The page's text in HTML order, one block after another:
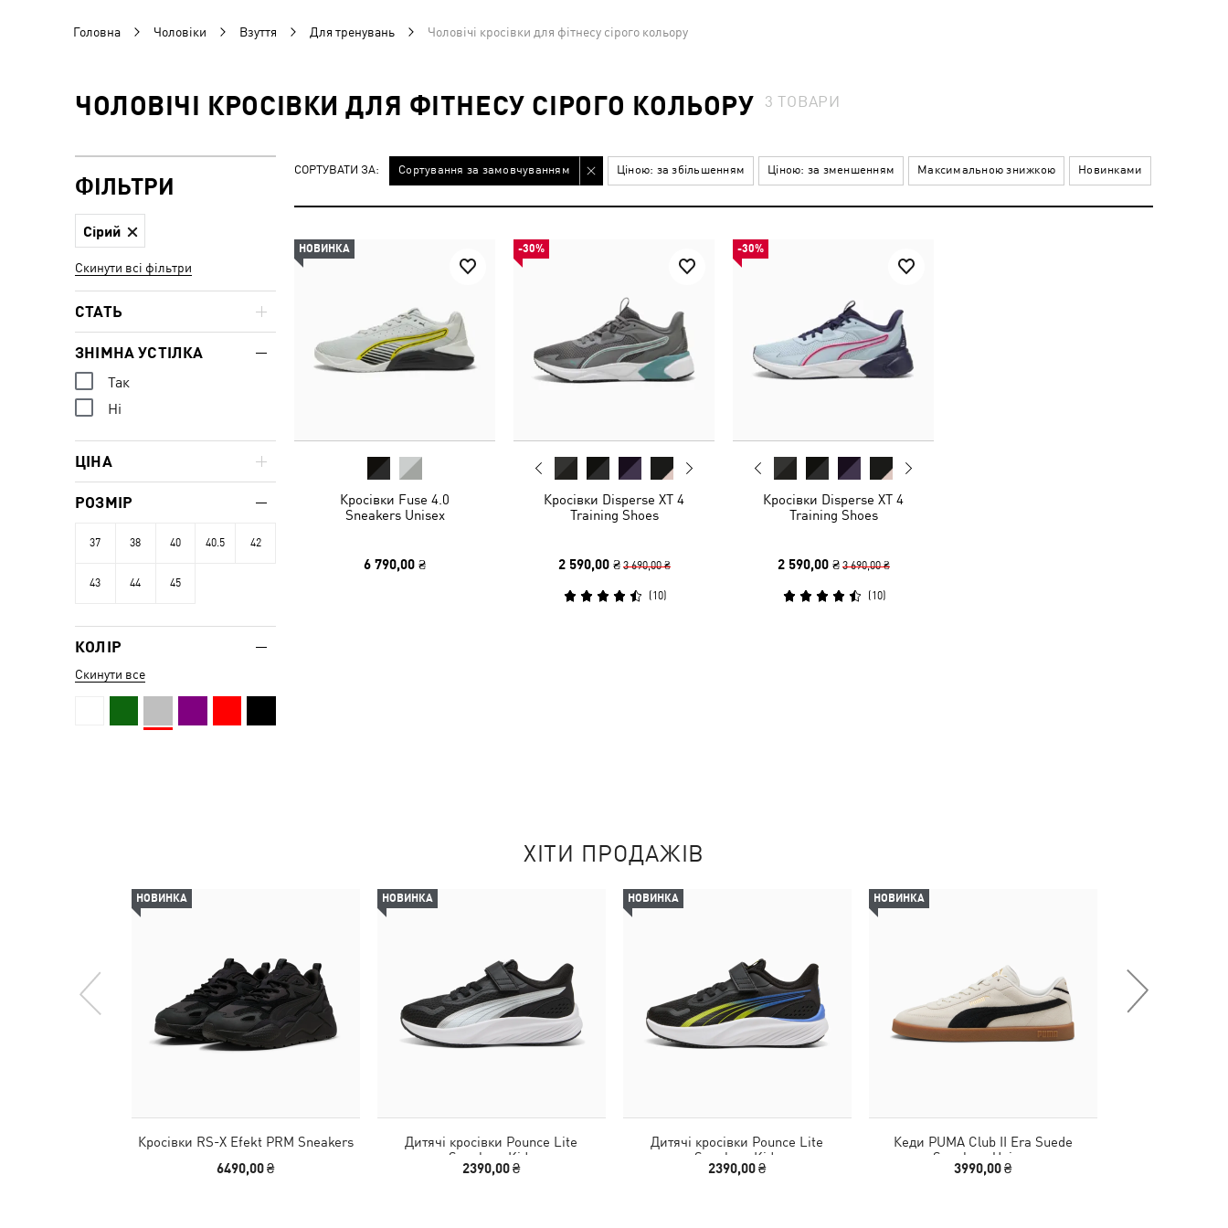
Головна Чоловіки Взуття Для тренувань Чоловічі кросівки для фітнесу сірого кольору
ЧОЛОВІЧІ КРОСІВКИ ДЛЯ ФІТНЕСУ СІРОГО КОЛЬОРУ 3ТОВАРИ
СОРТУВАТИ ЗА: Сортування за замовчуванням Ціною: за збільшенням Ціною: за зменшенням Максимальною знижкою Новинками
НОВИНКА
Кросівки Fuse 4.0
Sneakers Unisex
6 790,00 ₴
-30%
Кросівки Disperse XT 4
Training Shoes
2 590,00 ₴ 3 690,00 ₴
(10)
-30%
Кросівки Disperse XT 4
Training Shoes
2 590,00 ₴ 3 690,00 ₴
(10)
ФІЛЬТРИ
Сірий
Скинути всі фільтри
СТАТЬ
ЗНІМНА УСТІЛКА
Так
Ні
ЦІНА
РОЗМІР
37 38 40 40.5 42
43 44 45
КОЛІР
Скинути все
ХІТИ ПРОДАЖІВ
НОВИНКА
Кросівки RS-X Efekt PRM Sneakers
6490,00 ₴
НОВИНКА
Дитячі кросівки Pounce Lite
Sneakers Kids
2390,00 ₴
НОВИНКА
Дитячі кросівки Pounce Lite
Sneakers Kids
2390,00 ₴
НОВИНКА
Кеди PUMA Club II Era Suede
Sneakers Unisex
3990,00 ₴